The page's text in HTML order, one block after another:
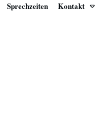
Sprechzeiten Kontakt